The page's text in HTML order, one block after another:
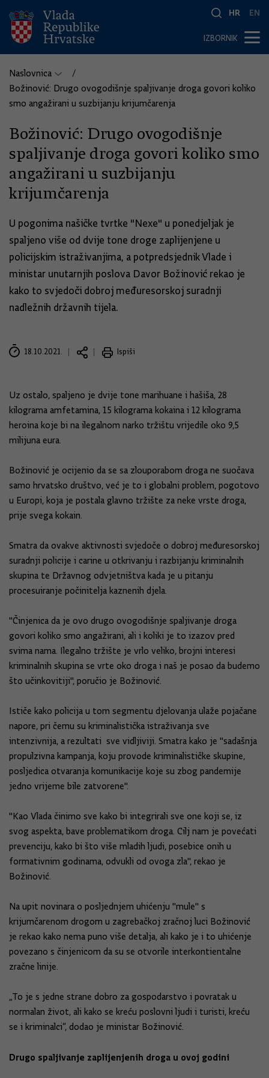
HR EN
IZBORNIK
Naslovnica
Božinović: Drugo ovogodišnje spaljivanje droga govori koliko
smo angažirani u suzbijanju krijumčarenja
Božinović: Drugo ovogodišnje
spaljivanje droga govori koliko smo
angažirani u suzbijanju
krijumčarenja
U pogonima našičke tvrtke "Nexe" u ponedjeljak je
spaljeno više od dvije tone droge zaplijenjene u
policijskim istraživanjima, a potpredsjednik Vlade i
ministar unutarnjih poslova Davor Božinović rekao je
kako to svjedoči dobroj međuresorskoj suradnji
nadležnih državnih tijela.
18.10.2021. Ispiši
Uz ostalo, spaljeno je dvije tone marihuane i hašiša, 28
kilograma amfetamina, 15 kilograma kokaina i 12 kilograma
heroina koje bi na ilegalnom narko tržištu vrijedile oko 9,5
milijuna eura.
Božinović je ocijenio da se sa zlouporabom droga ne suočava
samo hrvatsko društvo, već je to i globalni problem, pogotovo
u Europi, koja je postala glavno tržište za neke vrste droga,
prije svega kokain.
Smatra da ovakve aktivnosti svjedoče o dobroj međuresorskoj
suradnji policije i carine u otkrivanju i razbijanju kriminalnih
skupina te Državnog odvjetništva kada je u pitanju
procesuiranje počinitelja kaznenih djela.
"Činjenica da je ovo drugo ovogodišnje spaljivanje droga
govori koliko smo angažirani, ali i koliki je to izazov pred
svima nama. Ilegalno tržište je vrlo veliko, brojni interesi
kriminalnih skupina se vrte oko droga i naš je posao da budemo
što učinkovitiji", poručio je Božinović.
Ističe kako policija u tom segmentu djelovanja ulaže pojačane
napore, pri čemu su kriminalistička istraživanja sve
intenzivnija, a rezultati sve vidljiviji. Smatra kako je "sadašnja
propulzivna kampanja, koju provode kriminalističke skupine,
posljedica otvaranja komunikacije koje su zbog pandemije
jedno vrijeme bile zatvorene".
"Kao Vlada činimo sve kako bi integrirali sve one koji se, iz
svog aspekta, bave problematikom droga. Cilj nam je povećati
prevenciju, kako bi što više mladih ljudi, posebice onih u
formativnim godinama, odvukli od ovoga zla", rekao je
Božinović.
Na upit novinara o posljednjem uhićenju "mule" s
krijumčarenom drogom u zagrebačkoj zračnoj luci Božinović
je rekao kako nema puno više detalja, ali kako je i to uhićenje
povezano s činjenicom da su se otvorile interkontientalne
zračne linije.
„To je s jedne strane dobro za gospodarstvo i povratak u
normalan život, ali kako se kreću poslovni ljudi i turisti, kreću
se i kriminalci“, dodao je ministar Božinović.
Drugo spaljivanje zaplijenjenih droga u ovoj godini